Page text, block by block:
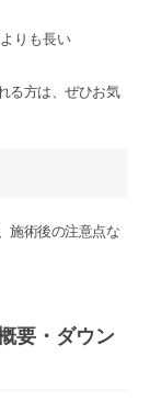
りも長い
る方は、ぜひお気
施術後の注意点な
要・ダウン